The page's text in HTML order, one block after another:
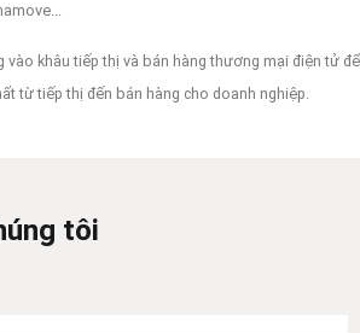
vào khâu tiếp thị và bán hàng thương mại điện tử để
từ tiếp thị đến bán hàng cho doanh nghiệp.
tôi